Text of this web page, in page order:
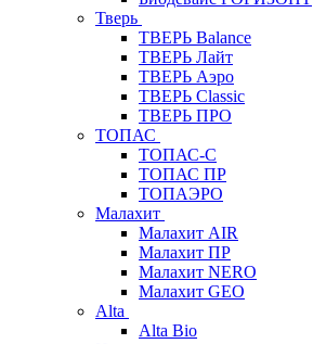
Тверь
ТВЕРЬ Balance
ТВЕРЬ Лайт
ТВЕРЬ Аэро
ТВЕРЬ Classic
ТВЕРЬ ПРО
ТОПАС
ТОПАС-С
ТОПАС ПР
ТОПАЭРО
Малахит
Малахит AIR
Малахит ПР
Малахит NERO
Малахит GEO
Alta
Alta Bio